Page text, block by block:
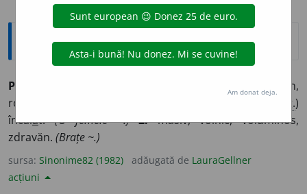
Sinonime
PLANTUR
corpolent, gras, gros, obez, plin,
rotofei, rotund, umflat, voluminos, (
reg.)
încălat.(O femeie ~.) 2.masiv, voinic, voluminos,
zdravăn. (Brațe ~.)
sursa: Sinonime82 (1982) adăugată de LauraGellner
acțiuni
Am donat deja.